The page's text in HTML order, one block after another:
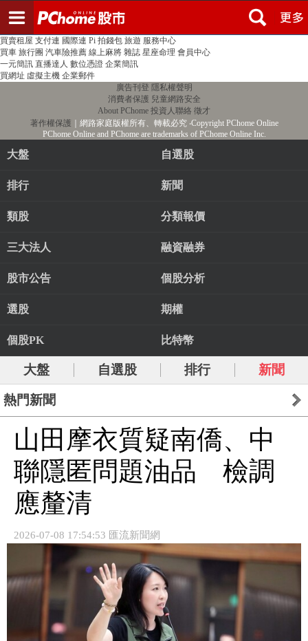
PChome首頁 線上購物 24h購物 書店
買賣租屋 支付連 國際連 Pi 拍錢包 旅遊 服務中心
買車 旅行團 汽車險推薦 線上麻將 雜誌 星座命理 會員中心
一元簡訊 直播達人 數位憑證 企業簡訊
買網址 虛擬主機 企業郵件
廣告刊登 隱私權聲明
消費者保護 兒童網路安全
About PChome 投資人聯絡 徵才
著作權保護 ｜網路家庭版權所有、轉載必究‧Copyright PChome Online
PChome Online and PChome are trademarks of PChome Online Inc.
大盤 自選股
排行 新聞
類股 分類報價
三大法人 融資融券
股市公告 個股分析
選股 期權
個股PK 比特幣
大盤 自選股 排行 新聞
熱門新聞
山田摩衣質疑南僑、中
聯隱匿問題油品 檢調
應釐清
2026-07-08 17:54:53 匯流新聞網